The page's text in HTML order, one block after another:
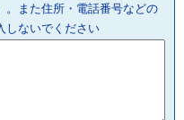
。また住所・電話番号などの
しないでください